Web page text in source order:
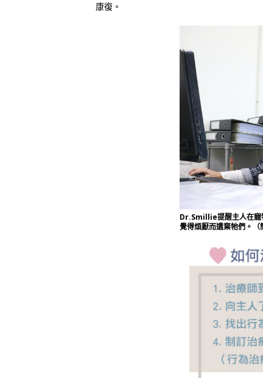
康復。
Dr.Smillie提醒主人在寵
覺得煩厭而遺棄牠們。（